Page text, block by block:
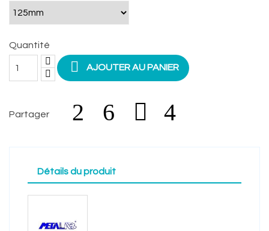
Quantité
 AJOUTER AU PANIER
Partager
Détails du produit